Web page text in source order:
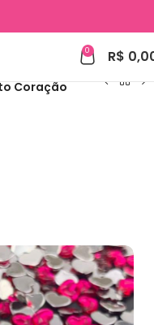
0 R$
Coração